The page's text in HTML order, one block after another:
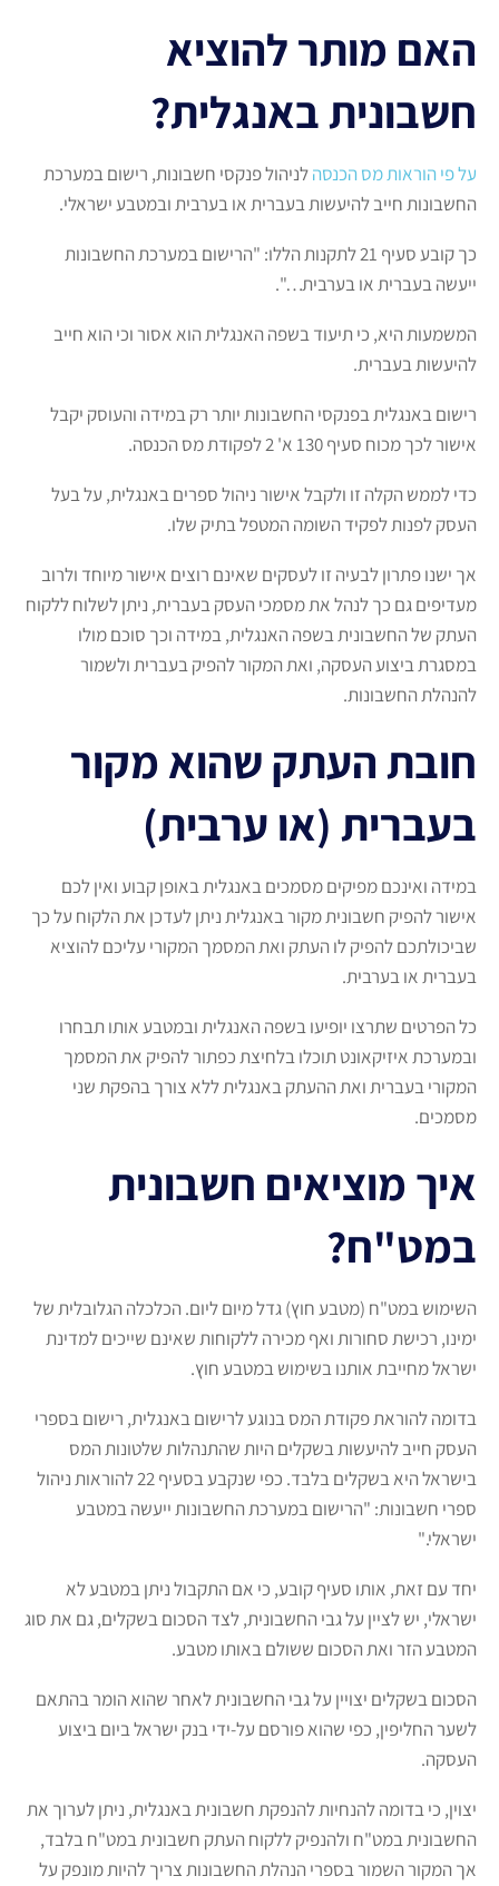
האם מותר להוציא
חשבונית באנגלית?
על פי הוראות מס הכנסהלניהול פנקסי חשבונות, רישום במערכת
החשבונות חייב להיעשות בעברית או בערבית ובמטבע ישראלי.
כך קובע סעיף 21 לתקנות הללו: "הרישום במערכת החשבונות
ייעשה בעברית או בערבית…".
המשמעות היא, כי תיעוד בשפה האנגלית הוא אסור וכי הוא חייב
להיעשות בעברית.
רישום באנגלית בפנקסי החשבונות יותר רק במידה והעוסק יקבל
אישור לכך מכוח סעיף 130 א' 2 לפקודת מס הכנסה.
כדי לממש הקלה זו ולקבל אישור ניהול ספרים באנגלית, על בעל
העסק לפנות לפקיד השומה המטפל בתיק שלו.
אך ישנו פתרון לבעיה זו לעסקים שאינם רוצים אישור מיוחד ולרוב
מעדיפים גם כך לנהל את מסמכי העסק בעברית, ניתן לשלוח ללקוח
העתק של החשבונית בשפה האנגלית, במידה וכך סוכם מולו
במסגרת ביצוע העסקה, ואת המקור להפיק בעברית ולשמור
להנהלת החשבונות.
חובת העתק שהוא מקור
בעברית (או ערבית)
במידה ואינכם מפיקים מסמכים באנגלית באופן קבוע ואין לכם
אישור להפיק חשבונית מקור באנגלית ניתן לעדכן את הלקוח על כך
שביכולתכם להפיק לו העתק ואת המסמך המקורי עליכם להוציא
בעברית או בערבית.
כל הפרטים שתרצו יופיעו בשפה האנגלית ובמטבע אותו תבחרו
ובמערכת איזיקאונט תוכלו בלחיצת כפתור להפיק את המסמך
המקורי בעברית ואת ההעתק באנגלית ללא צורך בהפקת שני
מסמכים.
איך מוציאים חשבונית
במט"ח?
השימוש במט"ח (מטבע חוץ) גדל מיום ליום. הכלכלה הגלובלית של
ימינו, רכישת סחורות ואף מכירה ללקוחות שאינם שייכים למדינת
ישראל מחייבת אותנו בשימוש במטבע חוץ.
בדומה להוראת פקודת המס בנוגע לרישום באנגלית, רישום בספרי
העסק חייב להיעשות בשקלים היות שהתנהלות שלטונות המס
בישראל היא בשקלים בלבד. כפי שנקבע בסעיף 22 להוראות ניהול
ספרי חשבונות: "הרישום במערכת החשבונות ייעשה במטבע
ישראלי."
יחד עם זאת, אותו סעיף קובע, כי אם התקבול ניתן במטבע לא
ישראלי, יש לציין על גבי החשבונית, לצד הסכום בשקלים, גם את סוג
המטבע הזר ואת הסכום ששולם באותו מטבע.
הסכום בשקלים יצויין על גבי החשבונית לאחר שהוא הומר בהתאם
לשער החליפין, כפי שהוא פורסם על-ידי בנק ישראל ביום ביצוע
העסקה.
יצוין, כי בדומה להנחיות להנפקת חשבונית באנגלית, ניתן לערוך את
החשבונית במט"ח ולהנפיק ללקוח העתק חשבונית במט"ח בלבד,
אך המקור השמור בספרי הנהלת החשבונות צריך להיות מונפק על